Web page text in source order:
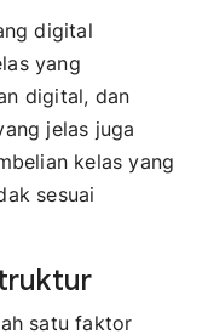
digital
yang
digital, dan
jelas juga
kelas yang
sesuai
satu faktor